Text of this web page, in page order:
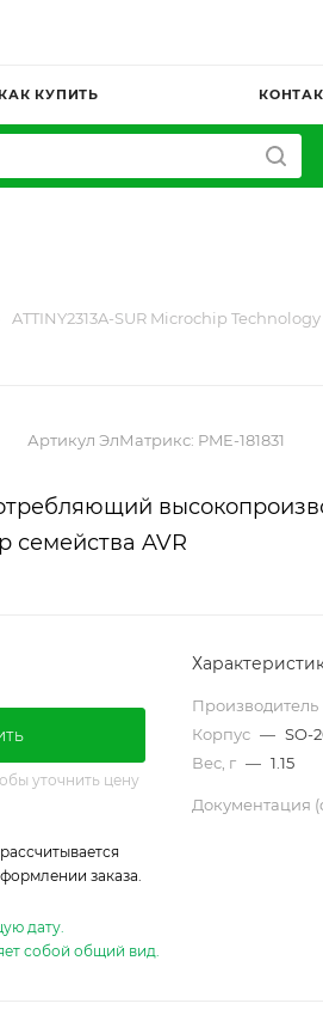
КАК КУПИТЬ
ATTINY2313A-SUR Microchip Technology
Артикул ЭлМатрикс: PME-181831
семейства AVR
уточнить цену
заказа.
Производитель
Корпус — SO-
Вес, г — 1.15
Документация
дату.
собой общий вид.